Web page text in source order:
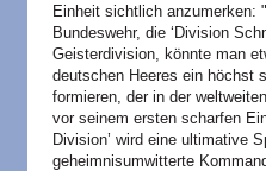
Einheit sichtlich anzumerken:
Bundeswehr, die ‘Division
Geisterdivision, könnte man
deutschen Heeres ein höchst
formieren, der in der
vor seinem ersten scharfen
Division’ wird eine ultimative
geheimnisumwitterte